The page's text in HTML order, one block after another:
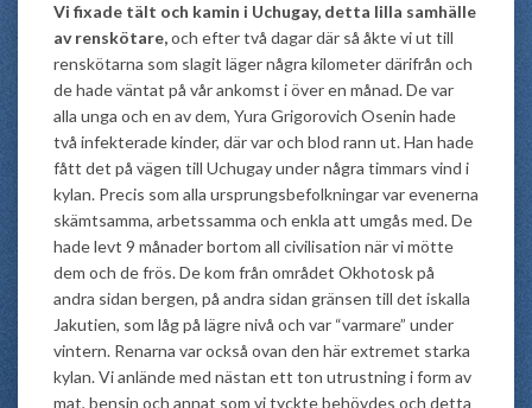
Vi fixade tält och kamin i Uchugay, detta lilla samhälle
av renskötare,och efter två dagar där så åkte vi ut till
renskötarna som slagit läger några kilometer därifrån och
de hade väntat på vår ankomst i över en månad. De var
alla unga och en av dem, Yura Grigorovich Osenin hade
två infekterade kinder, där var och blod rann ut. Han hade
fått det på vägen till Uchugay under några timmars vind i
kylan. Precis som alla ursprungsbefolkningar var evenerna
skämtsamma, arbetssamma och enkla att umgås med. De
hade levt 9 månader bortom all civilisation när vi mötte
dem och de frös. De kom från området Okhotosk på
andra sidan bergen, på andra sidan gränsen till det iskalla
Jakutien, som låg på lägre nivå och var “varmare” under
vintern. Renarna var också ovan den här extremet starka
kylan. Vi anlände med nästan ett ton utrustning i form av
mat, bensin och annat som vi tyckte behövdes och detta